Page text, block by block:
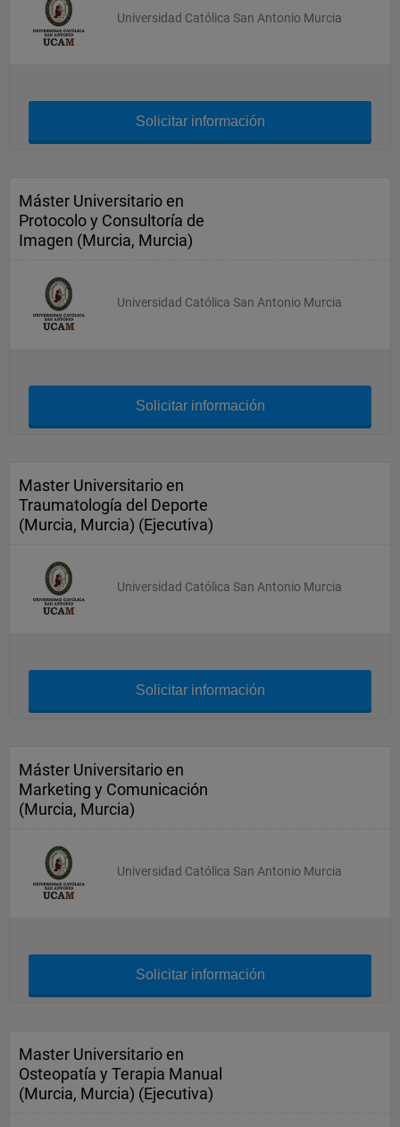
Universidad Católica San Antonio Murcia
Solicitar información
Máster Universitario en
Protocolo y Consultoría de
Imagen (Murcia, Murcia)
Universidad Católica San Antonio Murcia
Solicitar información
Master Universitario en
Traumatología del Deporte
(Murcia, Murcia) (Ejecutiva)
Universidad Católica San Antonio Murcia
Solicitar información
Máster Universitario en
Marketing y Comunicación
(Murcia, Murcia)
Universidad Católica San Antonio Murcia
Solicitar información
Master Universitario en
Osteopatía y Terapia Manual
(Murcia, Murcia) (Ejecutiva)